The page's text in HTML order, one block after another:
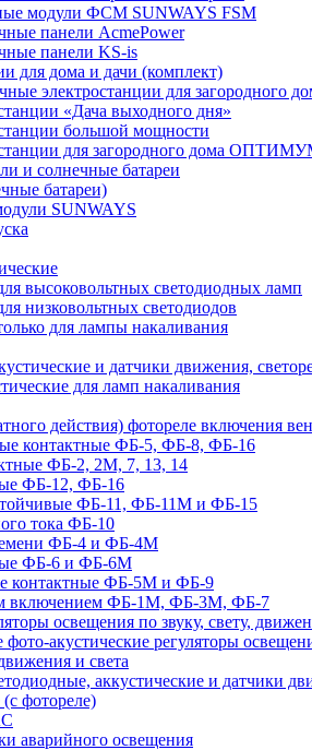
модули ФСМ SUNWAYS FSM
панели AcmePower
панели KS-is
для дома и дачи (комплект)
электростанции для загородного
«Дача выходного дня»
большой мощности
для загородного дома
и солнечные батареи
батареи)
SUNWAYS
высоковольтных светодиодных ламп
низковольтных светодиодов
для лампы накаливания
и датчики движения,
для ламп накаливания
действия) фотореле включения
контактные ФБ-5, ФБ-8, ФБ-16
ФБ-2, 2М, 7, 13, 14
ФБ-12, ФБ-16
ФБ-11, ФБ-11М и ФБ-15
тока ФБ-10
ФБ-4 и ФБ-4М
ФБ-6 и ФБ-6М
контактные ФБ-5М и ФБ-9
включением ФБ-1М, ФБ-3М, ФБ-7
освещения по звуку, свету,
акустические регуляторы
и света
аккустические и датчики
фотореле)
аварийного освещения